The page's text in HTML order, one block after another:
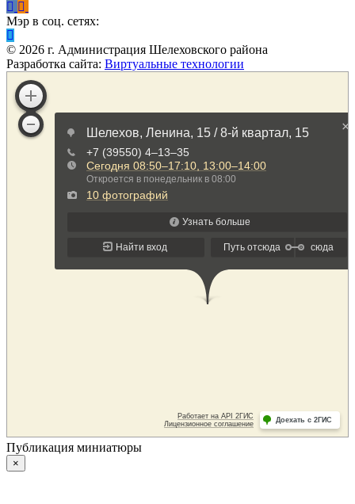
Мэр в соц. сетях:
© 2026 г. Администрация Шелеховского района
Разработка сайта: Виртуальные технологии
Публикация миниатюры
×